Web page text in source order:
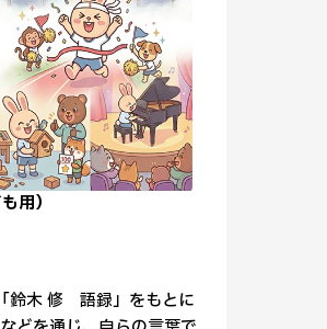
用）
鈴木 修 語録」をもとに